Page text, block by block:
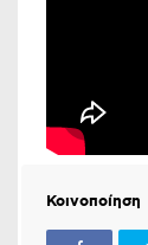
Κοινοποίηση